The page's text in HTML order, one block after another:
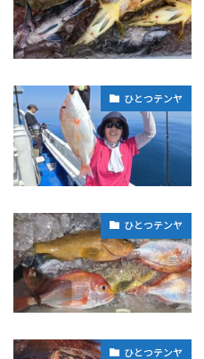
ひとつテンヤ
ひとつテンヤ
ひとつテンヤ